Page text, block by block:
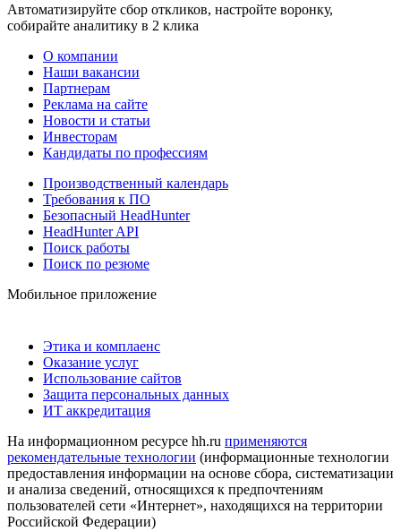
Автоматизируйте сбор откликов, настройте воронку,
собирайте аналитику в 2 клика
О компании
Наши вакансии
Партнерам
Реклама на сайте
Новости и статьи
Инвесторам
Кандидаты по профессиям
Производственный календарь
Требования к ПО
Безопасный HeadHunter
HeadHunter API
Поиск работы
Поиск по резюме
Мобильное приложение
Этика и комплаенс
Оказание услуг
Использование сайтов
Защита персональных данных
ИТ аккредитация
На информационном ресурсе hh.ru применяются
рекомендательные технологии (информационные технологии
предоставления информации на основе сбора, систематизации
и анализа сведений, относящихся к предпочтениям
пользователей сети «Интернет», находящихся на территории
Российской Федерации)